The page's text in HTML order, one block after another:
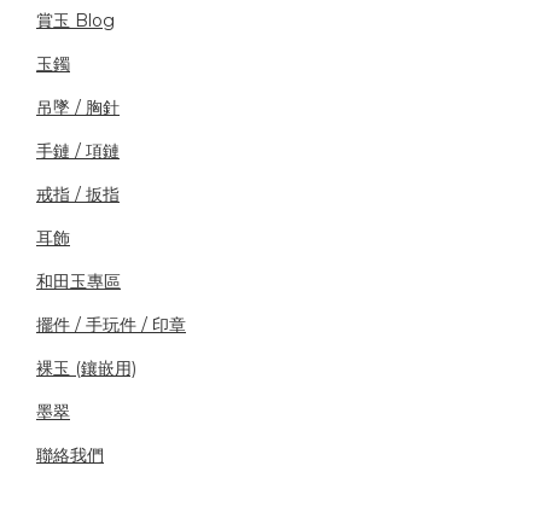
賞玉 Blog
玉鐲
吊墜 / 胸針
手鏈 / 項鏈
戒指 / 扳指
耳飾
和田玉專區
擺件 / 手玩件 / 印章
裸玉 (鑲嵌用)
墨翠
聯絡我們